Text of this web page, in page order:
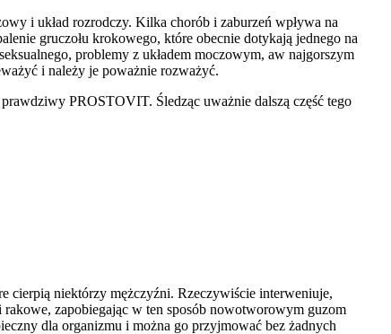
i układ rozrodczy. Kilka chorób i zaburzeń wpływa na
gruczołu krokowego, które obecnie dotykają jednego na
problemy z układem moczowym, aw najgorszym
i należy je poważnie rozważyć.
PROSTOVIT. Śledząc uważnie dalszą część tego
cierpią niektórzy mężczyźni. Rzeczywiście interweniuje,
zapobiegając w ten sposób nowotworowym guzom
dla organizmu i można go przyjmować bez żadnych